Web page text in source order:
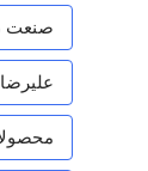
صنعت